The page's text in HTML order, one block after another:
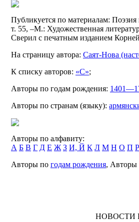
Публикуется по материалам:
т. 55, –М.: Художественная
Сверил с печатным изданием
На страницу автора: Саят-Нова
К списку авторов: «С»;
Авторы по годам рождения:
Авторы по странам (языку):
Авторы по алфавиту:
А Б В Г Д Е Ж З И, Й К Л М Н О П Р
Авторы по годам рождения, Авторы
НОВОСТИ